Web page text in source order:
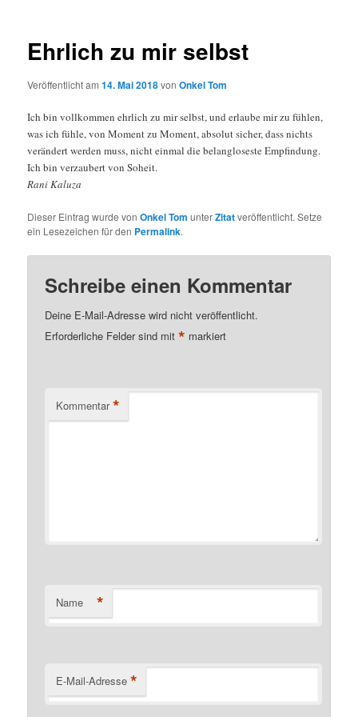
Ehrlich zu mir selbst
Veröffentlicht am14. Mai 2018vonOnkel Tom
Ich bin vollkommen ehrlich zu mir selbst, und erlaube mir zu fühlen,
was ich fühle, von Moment zu Moment, absolut sicher, dass nichts
verändert werden muss, nicht einmal die belangloseste Empfindung.
Ich bin verzaubert von Soheit.
Rani Kaluza
Dieser Eintrag wurde vonOnkel Tom unterZitatveröffentlicht. Setze
ein Lesezeichen für den Permalink.
Schreibe einen Kommentar
Deine E-Mail-Adresse wird nicht veröffentlicht.
Erforderliche Felder sind mit* markiert
Kommentar *
Name *
E-Mail-Adresse *